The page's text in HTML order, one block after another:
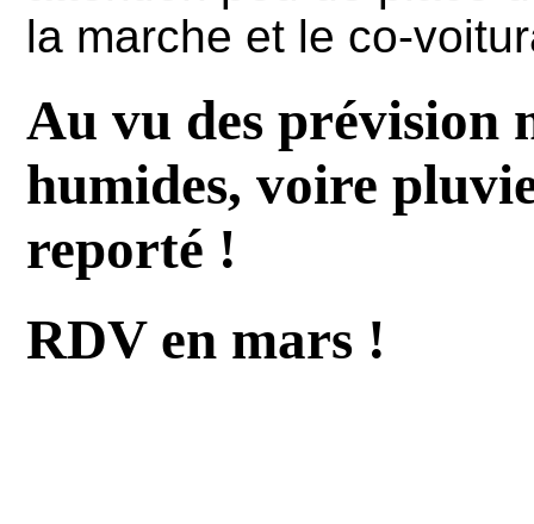
la marche et le co-
Au vu des prévision
humides, voire
reporté !
RDV en mars !